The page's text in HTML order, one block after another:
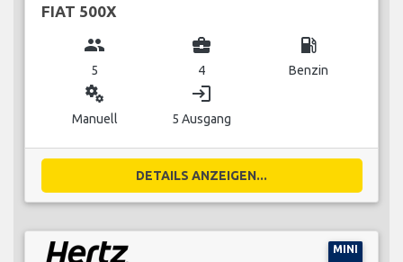
FIAT 500X
group
5
business_center
4
local_gas_station
Benzin
miscellaneous_services
Manuell
login
5 Ausgang
DETAILS ANZEIGEN...
MINI